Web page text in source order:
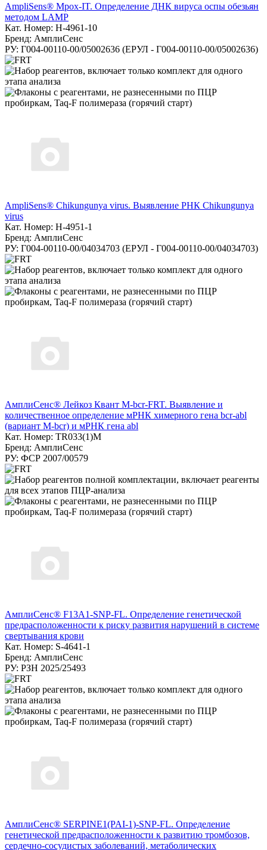
AmpliSens® Mpox-IT. Определение ДНК вируса оспы обезьян
методом LAMP
Кат. Номер: H-4961-10
Бренд: АмплиСенс
РУ: Г004-00110-00/05002636 (ЕРУЛ - Г004-00110-00/05002636)
AmpliSens® Chikungunya virus. Выявление РНК Chikungunya
virus
Кат. Номер: H-4951-1
Бренд: АмплиСенс
РУ: Г004-00110-00/04034703 (ЕРУЛ - Г004-00110-00/04034703)
АмплиСенс® Лейкоз Квант M-bcr-FRT. Выявление и
количественное определение мРНК химерного гена bcr-abl
(вариант M-bcr) и мРНК гена abl
Кат. Номер: TR033(1)M
Бренд: АмплиСенс
РУ: ФСР 2007/00579
АмплиСенс® F13A1-SNP-FL. Определение генетической
предрасположенности к риску развития нарушений в системе
свертывания крови
Кат. Номер: S-4641-1
Бренд: АмплиСенс
РУ: РЗН 2025/25493
АмплиСенс® SERPINE1(PAI-1)-SNP-FL. Определение
генетической предрасположенности к развитию тромбозов,
сердечно-сосудистых заболеваний, метаболических